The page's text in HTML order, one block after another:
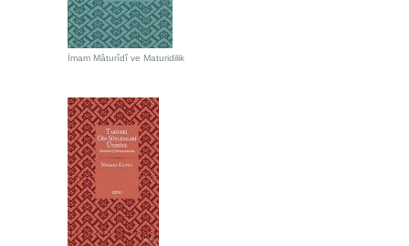
İmam Mâturîdî ve Maturidilik